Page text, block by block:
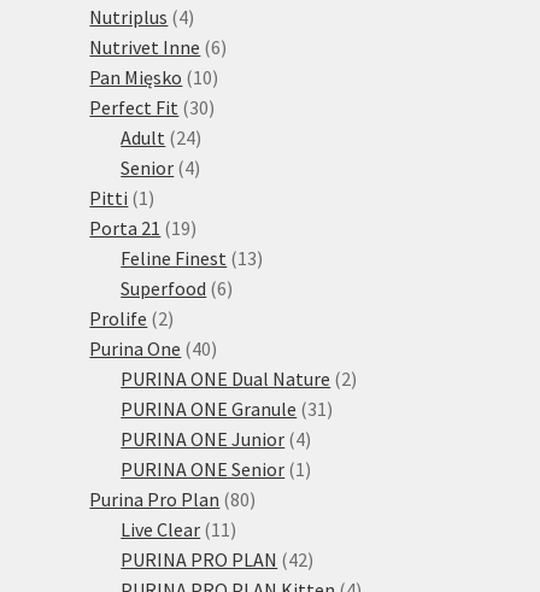
Nutriplus 44
produkty
Nutrivet Inne 66
Pan Mięsko 1010
produktů
Perfect Fit 3030
Adult 2424
produktů
Senior 44
Pitti 1 1
produkt
Porta 21 1919
produktů
Feline Finest 1313
Superfood 66
Prolife 22
produkty
Purina One 4040
produktů
PURINA ONE Dual Nature 22
PURINA ONE Granule 31 31
PURINA ONE Junior 44
produkty
PURINA ONE Senior 1 1
Purina Pro Plan 8080
Live Clear 11 11
produktů
PURINA PRO PLAN 4242